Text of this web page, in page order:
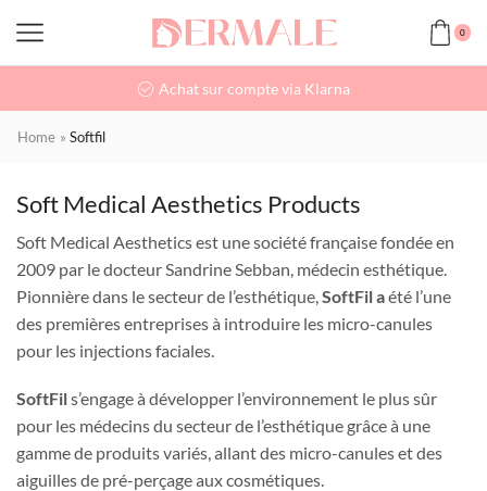
0
Achat sur compte via Klarna
Home » Softfil
Soft Medical Aesthetics Products
Soft Medical Aesthetics est une société française fondée en
2009 par le docteur Sandrine Sebban, médecin esthétique.
Pionnière dans le secteur de l’esthétique,SoftFil aété l’une
des premières entreprises à introduire les micro-canules
pour les injections faciales.
SoftFils’engage à développer l’environnement le plus sûr
pour les médecins du secteur de l’esthétique grâce à une
gamme de produits variés, allant des micro-canules et des
aiguilles de pré-perçage aux cosmétiques.